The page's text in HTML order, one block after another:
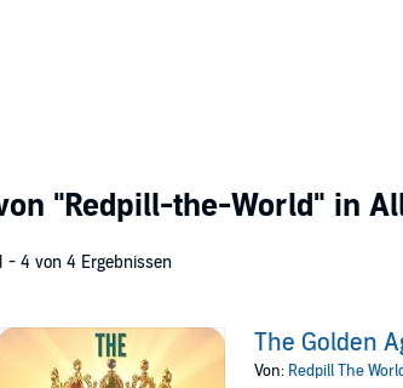
"Redpill-the-World" in
- 4 von 4 Ergebnissen
The Golden
Von: Redpill The World